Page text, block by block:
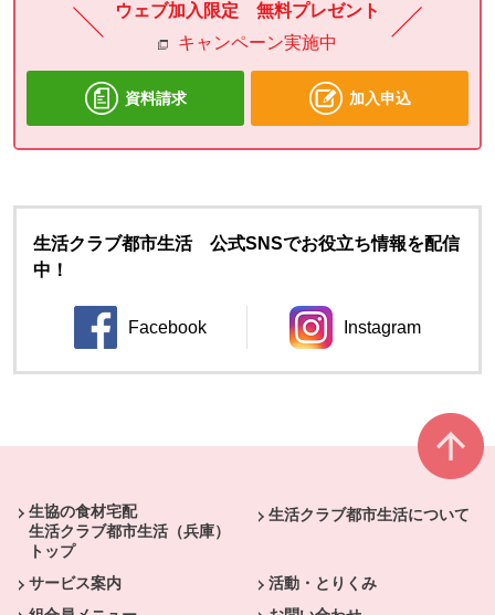
ウェブ加入限定 無料プレゼント
キャンペーン実施中
資料請求 加入申込
生活クラブ都市生活 公式SNSでお役立ち情報を配信
中！
Facebook
別のウィンドウで開きます。
Instagram
別のウィンドウ
生協の食材宅配
生活クラブ都市生活（兵庫）
トップ
生活クラブ都市生活について
サービス案内
活動・とりくみ